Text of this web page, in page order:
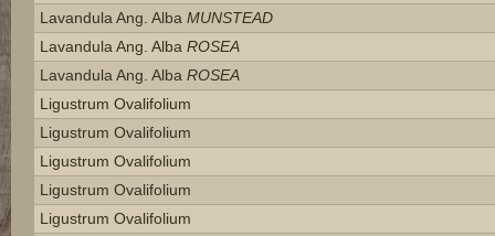
Lavandula Ang. Alba MUNSTEAD
Lavandula Ang. Alba ROSEA
Lavandula Ang. Alba ROSEA
Ligustrum Ovalifolium
Ligustrum Ovalifolium
Ligustrum Ovalifolium
Ligustrum Ovalifolium
Ligustrum Ovalifolium